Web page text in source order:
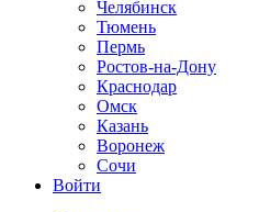
Челябинск
Тюмень
Пермь
Ростов-на-Дону
Краснодар
Омск
Казань
Воронеж
Сочи
Войти